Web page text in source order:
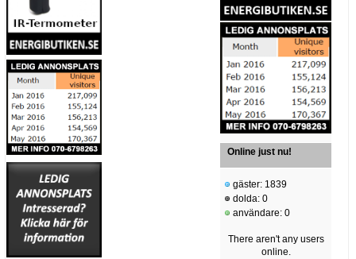
Online just nu!
gäster: 1839
dolda: 0
användare: 0
There aren't any users
online.